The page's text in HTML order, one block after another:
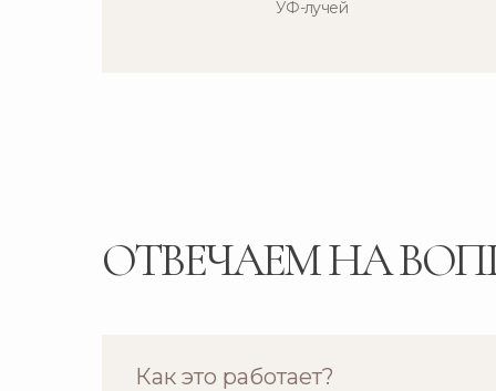
УФ-лучей
ОТВЕЧАЕМ НА
Как это работает?